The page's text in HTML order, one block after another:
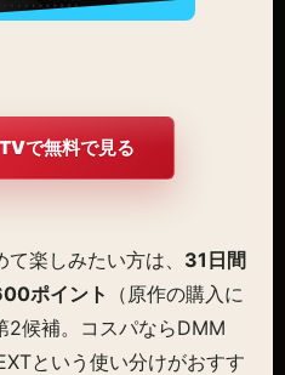
で無料で見る
楽しみたい方は、 31日間
ポイント
（原作の購入に
2候補。コスパならDMM
という使い分けがおすす